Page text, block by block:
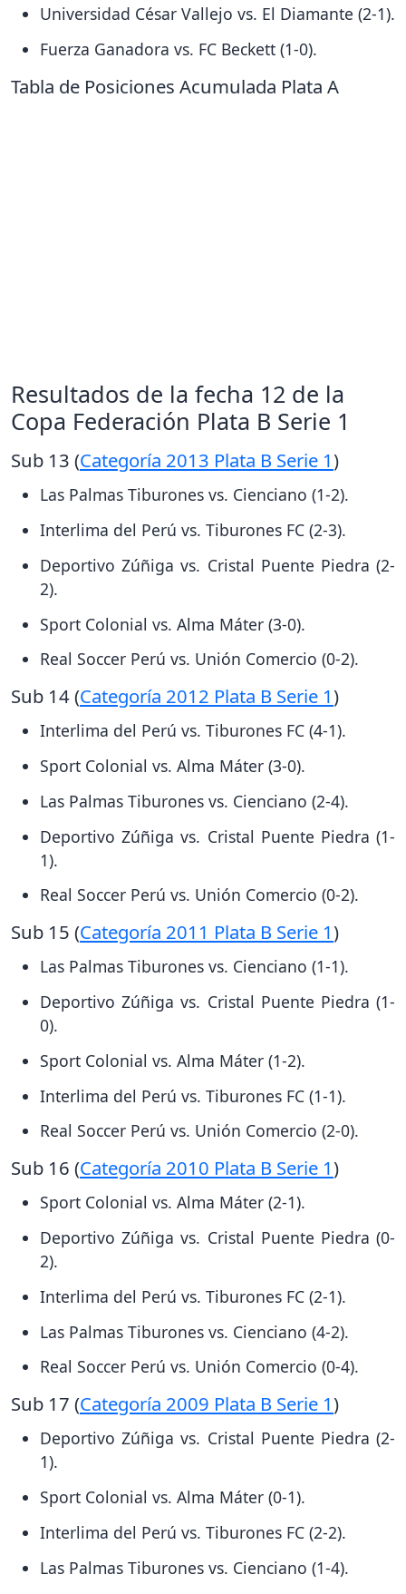
Universidad César Vallejo vs. El Diamante (2-1).
Fuerza Ganadora vs. FC Beckett (1-0).
Tabla de Posiciones Acumulada Plata A
Resultados de la fecha 12 de la
Copa Federación Plata B Serie 1
Sub 13 (Categoría 2013 Plata B Serie 1)
Las Palmas Tiburones vs. Cienciano (1-2).
Interlima del Perú vs. Tiburones FC (2-3).
Deportivo Zúñiga vs. Cristal Puente Piedra (2-
2).
Sport Colonial vs. Alma Máter (3-0).
Real Soccer Perú vs. Unión Comercio (0-2).
Sub 14 (Categoría 2012 Plata B Serie 1)
Interlima del Perú vs. Tiburones FC (4-1).
Sport Colonial vs. Alma Máter (3-0).
Las Palmas Tiburones vs. Cienciano (2-4).
Deportivo Zúñiga vs. Cristal Puente Piedra (1-
1).
Real Soccer Perú vs. Unión Comercio (0-2).
Sub 15 (Categoría 2011 Plata B Serie 1)
Las Palmas Tiburones vs. Cienciano (1-1).
Deportivo Zúñiga vs. Cristal Puente Piedra (1-
0).
Sport Colonial vs. Alma Máter (1-2).
Interlima del Perú vs. Tiburones FC (1-1).
Real Soccer Perú vs. Unión Comercio (2-0).
Sub 16 (Categoría 2010 Plata B Serie 1)
Sport Colonial vs. Alma Máter (2-1).
Deportivo Zúñiga vs. Cristal Puente Piedra (0-
2).
Interlima del Perú vs. Tiburones FC (2-1).
Las Palmas Tiburones vs. Cienciano (4-2).
Real Soccer Perú vs. Unión Comercio (0-4).
Sub 17 (Categoría 2009 Plata B Serie 1)
Deportivo Zúñiga vs. Cristal Puente Piedra (2-
1).
Sport Colonial vs. Alma Máter (0-1).
Interlima del Perú vs. Tiburones FC (2-2).
Las Palmas Tiburones vs. Cienciano (1-4).